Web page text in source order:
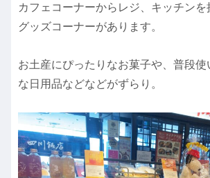
カフェコーナーからレジ、キッチンを
グッズコーナーがあります。
お土産にぴったりなお菓子や、普段使
な日用品などなどがずらり。